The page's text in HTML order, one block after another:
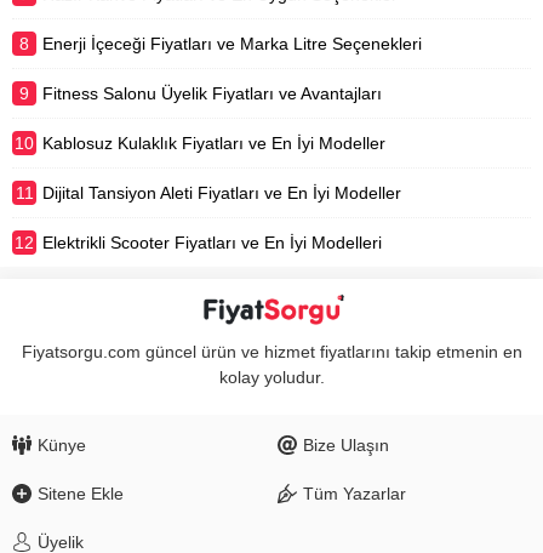
8 Enerji İçeceği Fiyatları ve Marka Litre Seçenekleri
9 Fitness Salonu Üyelik Fiyatları ve Avantajları
10 Kablosuz Kulaklık Fiyatları ve En İyi Modeller
11 Dijital Tansiyon Aleti Fiyatları ve En İyi Modeller
12 Elektrikli Scooter Fiyatları ve En İyi Modelleri
Fiyatsorgu.com güncel ürün ve hizmet fiyatlarını takip etmenin en
kolay yoludur.
Künye Bize Ulaşın
Sitene Ekle Tüm Yazarlar
Üyelik